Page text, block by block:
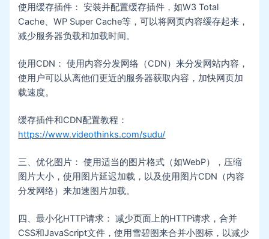
使用缓存插件： 安装并配置缓存插件，如W3 Total
Cache、WP Super Cache等，可以将网页内容缓存起来，
减少服务器负载和加载时间。
使用CDN： 使用内容分发网络（CDN）来分发网站内容，
使用户可以从离他们更近的服务器获取内容，加快网页加
载速度。
缓存插件和CDN配置教程：
https://www.videothinks.com/sudu/
三、优化图片： 使用适当的图片格式（如WebP），压缩
图片大小，使用图片延迟加载，以及使用图片CDN（内容
分发网络）来加速图片加载。
四、最小化HTTP请求： 减少页面上的HTTP请求，合并
CSS和JavaScript文件，使用雪碧图来合并小图标，以减少